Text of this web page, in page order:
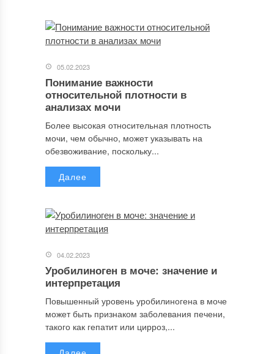
05.02.2023
Понимание важности
относительной плотности в
анализах мочи
Более высокая относительная плотность
мочи, чем обычно, может указывать на
обезвоживание, поскольку...
Далее
04.02.2023
Уробилиноген в моче: значение и
интерпретация
Повышенный уровень уробилиногена в моче
может быть признаком заболевания печени,
такого как гепатит или цирроз,...